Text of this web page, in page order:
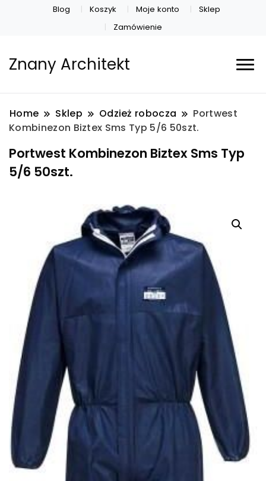
Blog Koszyk Moje konto
Sklep
Zamówienie
Znany Architekt
Home Sklep Odzież robocza
Portwest
Kombinezon Biztex Sms Typ 5/6 50szt.
Portwest Kombinezon Biztex Sms Typ
5/6 50szt.